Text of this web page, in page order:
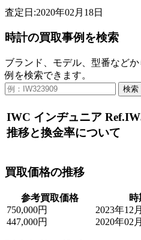
査定日:2020年02月18日
時計の買取事例を検索
ブランド、モデル、型番など
例を検索できます。
検索
IWC インヂュニア
推移と換金率について
買取価格の推移
参考買取価格
時
750,000円
2023年12
447,000円
2020年02